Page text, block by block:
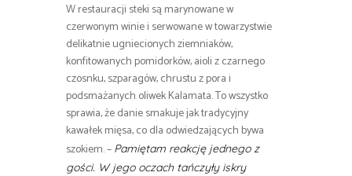
W restauracji steki są marynowane w
czerwonym winie i serwowane w towarzystwie
delikatnie ugniecionych ziemniaków,
konfitowanych pomidorków, aioli z czarnego
czosnku, szparagów, chrustu z pora i
podsmażanych oliwek Kalamata. To wszystko
sprawia, że danie smakuje jak tradycyjny
kawałek mięsa, co dla odwiedzających bywa
szokiem. – Pamiętam reakcję jednego z
gości. W jego oczach tańczyły iskry